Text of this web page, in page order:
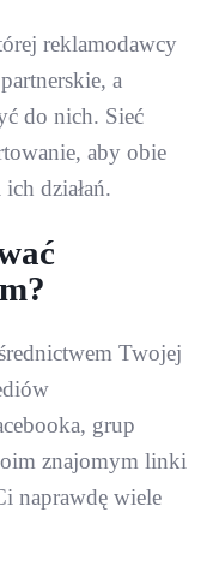
reklamodawcy
a
do nich. Sieć
aby obie
działań.
Twojej
grup
znajomym linki
naprawdę wiele